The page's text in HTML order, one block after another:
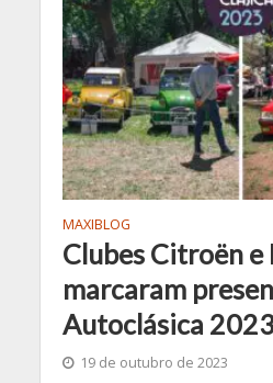
MAXIBLOG
Clubes Citroën e
marcaram
Autoclásica
19 de outubro de 2023